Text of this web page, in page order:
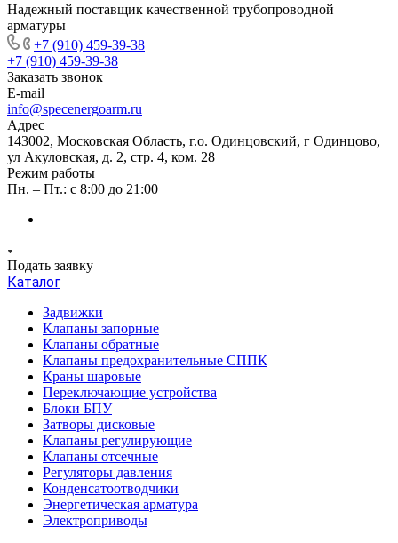
Надежный поставщик качественной трубопроводной
арматуры
+7 (910) 459-39-38
+7 (910) 459-39-38
Заказать звонок
E-mail
info@specenergoarm.ru
Адрес
143002, Московская Область, г.о. Одинцовский, г Одинцово,
ул Акуловская, д. 2, стр. 4, ком. 28
Режим работы
Пн. – Пт.: с 8:00 до 21:00
Подать заявку
Каталог
Задвижки
Клапаны запорные
Клапаны обратные
Клапаны предохранительные СППК
Краны шаровые
Переключающие устройства
Блоки БПУ
Затворы дисковые
Клапаны регулирующие
Клапаны отсечные
Регуляторы давления
Конденсатоотводчики
Энергетическая арматура
Электроприводы